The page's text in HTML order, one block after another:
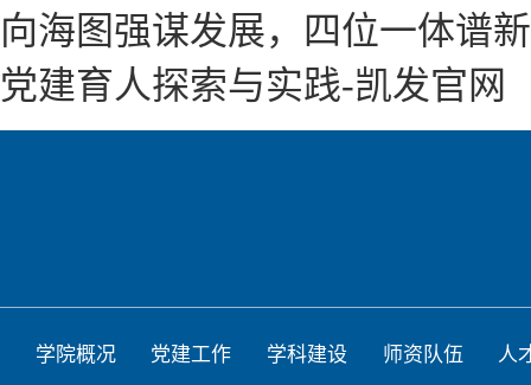
向海图强谋发展，四位一体谱
党建育人探索与实践-凯发官网
学院概况 党建工作 学科建设 师资队伍 人